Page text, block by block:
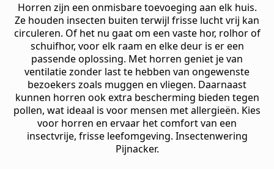
Horren zijn een onmisbare toevoeging aan elk huis.
Ze houden insecten buiten terwijl frisse lucht vrij kan
circuleren. Of het nu gaat om een vaste hor, rolhor of
schuifhor, voor elk raam en elke deur is er een
passende oplossing. Met horren geniet je van
ventilatie zonder last te hebben van ongewenste
bezoekers zoals muggen en vliegen. Daarnaast
kunnen horren ook extra bescherming bieden tegen
pollen, wat ideaal is voor mensen met allergieën. Kies
voor horren en ervaar het comfort van een
insectvrije, frisse leefomgeving. Insectenwering
Pijnacker.